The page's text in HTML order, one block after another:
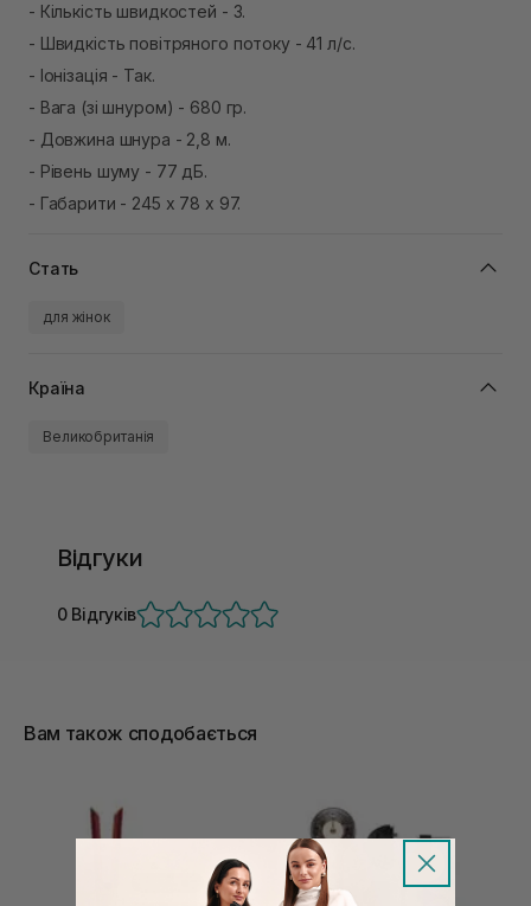
- Кількість швидкостей - 3.
- Швидкість повітряного потоку - 41 л/c.
- Іонізація - Так.
- Вага (зі шнуром) - 680 гр.
- Довжина шнура - 2,8 м.
- Рівень шуму - 77 дБ.
- Габарити - 245 х 78 х 97.
Стать
для жінок
Країна
Великобританія
Відгуки
0 Відгуків
Вам також сподобається